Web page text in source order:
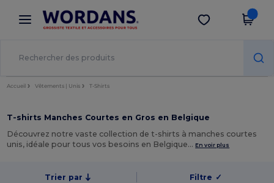
× Appli Wordans
Meilleurs prix sur l’app !
Obtenir l'appli
Accueil Vêtements | Unis T-Shirts
T-shirts Manches Courtes en Gros en Belgique
Découvrez notre vaste collection de t-shirts à manches courtes
unis, idéale pour tous vos besoins en Belgique… En voir plus
Trier par Filtre ✓